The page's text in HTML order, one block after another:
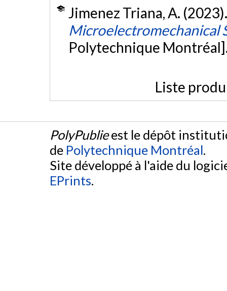
Jimenez Triana, A.
Microelectromechanical
Polytechnique
Liste
PolyPublieest le dépôt
de Polytechnique Montréal.
Site développé à l'aide du
EPrints.